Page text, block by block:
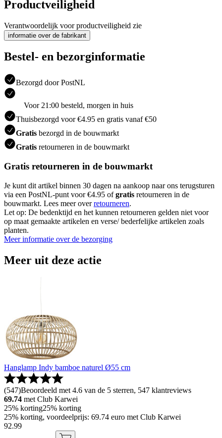
Productveiligheid
Verantwoordelijk voor productveiligheid zie
informatie over de fabrikant
Bestel- en bezorginformatie
Bezorgd door PostNL
Voor 21:00 besteld, morgen in huis
Thuisbezorgd voor €4.95 en gratis vanaf €50
Gratis bezorgd in de bouwmarkt
Gratis retourneren in de bouwmarkt
Gratis retourneren in de bouwmarkt
Je kunt dit artikel binnen 30 dagen na aankoop naar ons terugsturen
via een PostNL-punt voor €4.95 ofgratis retourneren in de
bouwmarkt. Lees meer overretourneren.
Let op: De bedenktijd en het kunnen retourneren gelden niet voor
op maat gemaakte artikelen en verse/ bederfelijke artikelen zoals
planten.
Meer informatie over de bezorging
Meer uit deze actie
Hanglamp Indy bamboe naturel Ø55 cm
(547)Beoordeeld met 4.6 van de 5 sterren, 547 klantreviews
69.74 met Club Karwei
25% korting25% korting
25% korting, voordeelprijs: 69.74 euro met Club Karwei
92.99